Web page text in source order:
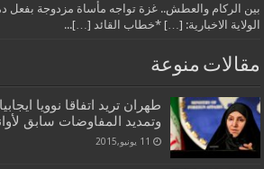
بين الركام والعطش.. غزة تواجه مأساة مزدوجة بفعل
الولاية الاخبارية: […] *خطاب القائد […]...
مقالات منوعة
طهران تريد اتفاقا نوويا
وتمديد المفاوضات سابق
11 يونيو,2015